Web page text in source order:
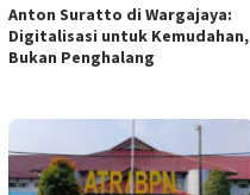
Anton Suratto di Wargajaya:
Digitalisasi untuk Kemudahan,
Bukan Penghalang